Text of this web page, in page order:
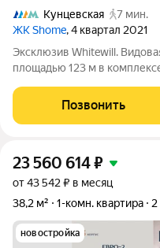
Кунцевская
7 мин.
ЖК Shome, 4 квартал 2021
Эксклюзив Whitewill.
площадью 123 м в
открываются панорамные
МГУ и башни
Позвонить
23 560 614₽
от 43 542 ₽ в месяц
38,2 м²
1-комн. квартира 2
новостройка